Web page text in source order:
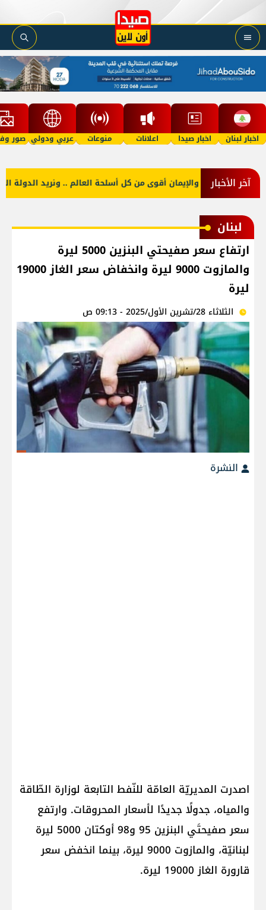
اخبار لبنان اخبار صيدا اعلانات منوعات عربي ودولي صور
آخر الأخبار
الإرادة والإيمان أقوى من كل أسلحة العالم .. ونريد الدولة التي
لبنان
ارتفاع سعر صفيحتي البنزين 5000 ليرة
والمازوت 9000 ليرة وانخفاض سعر الغاز 19000
ليرة
الثلاثاء 28/تشرين الأول/2025 - 09:13 ص
النشرة
اصدرت المديريّة العامّة للنّفط التابعة لوزارة الطّاقة
والمياه، جدولًا جديدًا ل​​​أسعار المحروقات​​​. وارتفع
سعر صفيحتَي البنزين 95 و98 أوكتان 5000 ليرة
لبنانيّة، والمازوت 9000 ليرة، بينما انخفض سعر
قارورة الغاز 19000 ليرة.